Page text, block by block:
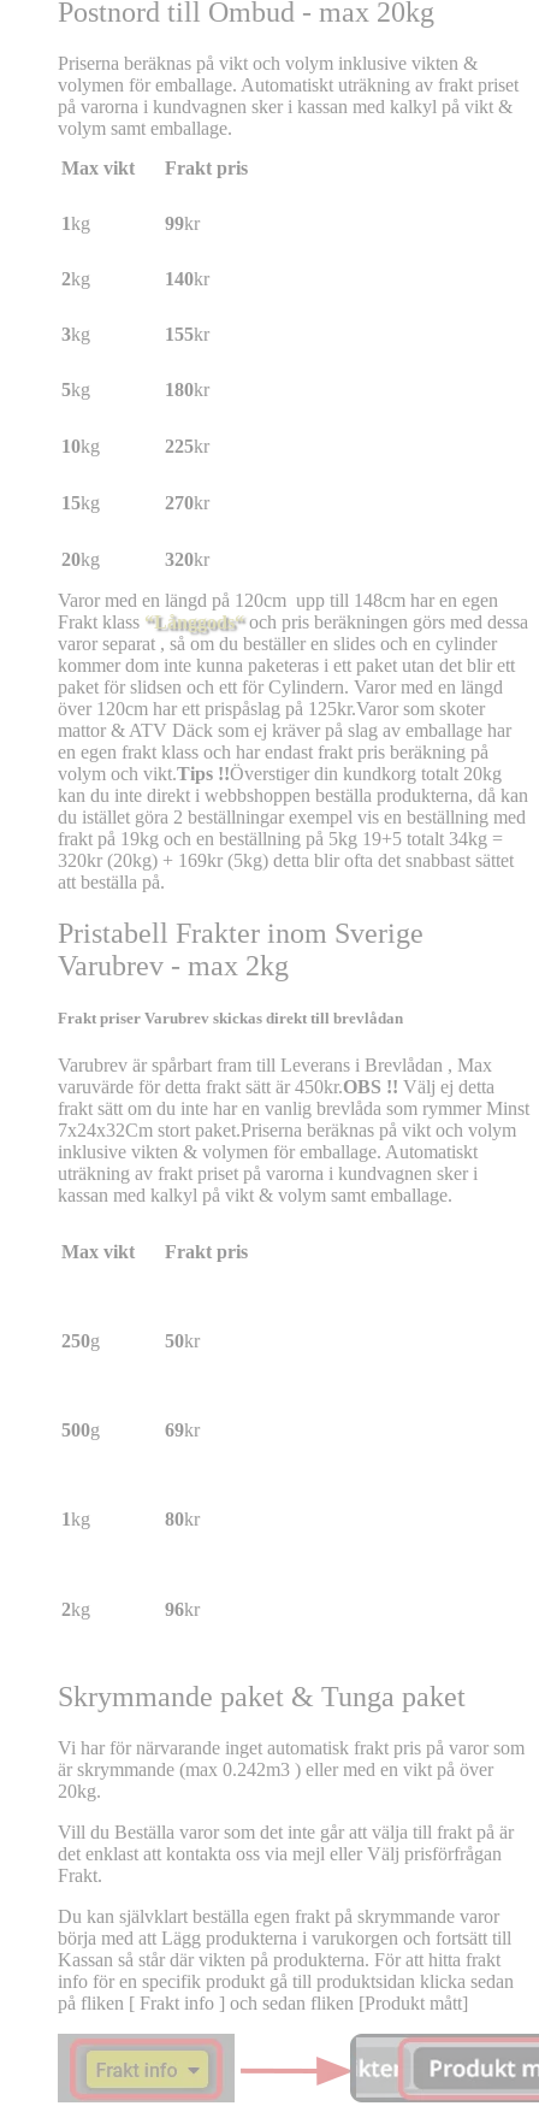
Postnord till Ombud - max 20kg
Priserna beräknas på vikt och volym inklusive vikten &
volymen för emballage. Automatiskt uträkning av frakt priset
på varorna i kundvagnen sker i kassan med kalkyl på vikt &
volym samt emballage.
Max vikt
Frakt pris
1kg 99kr
2kg 140kr
3kg 155kr
5kg 180kr
10kg 225kr
15kg 270kr
20kg 320kr
Varor med en längd på 120cm upp till 148cm har en egen
Frakt klass “Långgods“och pris beräkningen görs med dessa
varor separat , så om du beställer en slides och en cylinder
kommer dom inte kunna paketeras i ett paket utan det blir ett
paket för slidsen och ett för Cylindern. Varor med en längd
över 120cm har ett prispåslag på 125kr.Varor som skoter
mattor & ATV Däck som ej kräver på slag av emballage har
en egen frakt klass och har endast frakt pris beräkning på
volym och vikt.Tips !!Överstiger din kundkorg totalt 20kg
kan du inte direkt i webbshoppen beställa produkterna, då kan
du istället göra 2 beställningar exempel vis en beställning med
frakt på 19kg och en beställning på 5kg 19+5 totalt 34kg =
320kr (20kg) + 169kr (5kg) detta blir ofta det snabbast sättet
att beställa på.
Pristabell Frakter inom Sverige
Varubrev - max 2kg
Frakt priser Varubrev skickas direkt till brevlådan
Varubrev är spårbart fram till Leverans i Brevlådan , Max
varuvärde för detta frakt sätt är 450kr.OBS !! Välj ej detta
frakt sätt om du inte har en vanlig brevlåda som rymmer Minst
7x24x32Cm stort paket.Priserna beräknas på vikt och volym
inklusive vikten & volymen för emballage. Automatiskt
uträkning av frakt priset på varorna i kundvagnen sker i
kassan med kalkyl på vikt & volym samt emballage.
Max vikt Frakt pris
250g 50kr
500g 69kr
1kg 80kr
2kg 96kr
Skrymmande paket & Tunga paket
Vi har för närvarande inget automatisk frakt pris på varor som
är skrymmande (max 0.242m3 ) eller med en vikt på över
20kg.
Vill du Beställa varor som det inte går att välja till frakt på är
det enklast att kontakta oss via mejl eller Välj prisförfrågan
Frakt.
Du kan självklart beställa egen frakt på skrymmande varor
börja med att Lägg produkterna i varukorgen och fortsätt till
Kassan så står där vikten på produkterna. För att hitta frakt
info för en specifik produkt gå till produktsidan klicka sedan
på fliken [ Frakt info ] och sedan fliken [Produkt mått]